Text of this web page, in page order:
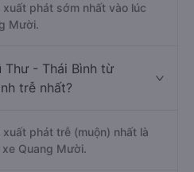
phát sớm nhất vào lúc
Mười.
Thư - Thái Bình từ
trễ nhất?
phát trễ (muộn) nhất là
Quang Mười.